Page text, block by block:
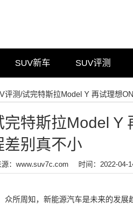
SUV新车 SUV评测
评测/试完特斯拉Model Y 再试理想
完特斯拉Model Y
差别真不小
源：www.suv7c.com 时间：2022-04-
众所周知，新能源汽车是未来的发展